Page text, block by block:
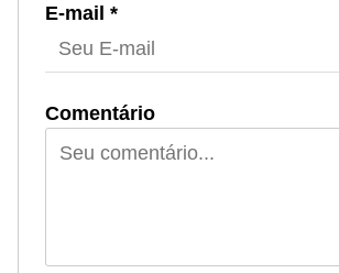
E-mail *
Comentário